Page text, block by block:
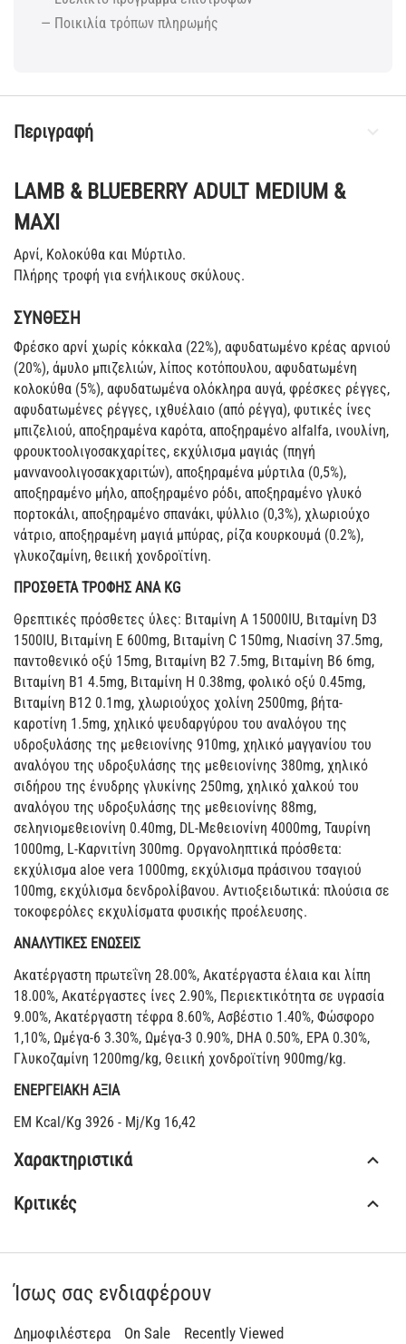
— Ποικιλία τρόπων πληρωμής
Περιγραφή
LAMB & BLUEBERRY ADULT MEDIUM &
MAXI
Αρνί, Κολοκύθα και Μύρτιλο.
Πλήρης τροφή για ενήλικους σκύλους.
ΣΥΝΘΕΣΗ
Φρέσκο αρνί χωρίς κόκκαλα (22%), αφυδατωμένο κρέας αρνιού
(20%), άμυλο μπιζελιών, λίπoς κοτόπουλου, αφυδατωμένη
κολοκύθα (5%), αφυδατωμένα ολόκληρα αυγά, φρέσκες ρέγγες,
αφυδατωμένες ρέγγες, ιχθυέλαιο (από ρέγγα), φυτικές ίνες
μπιζελιού, αποξηραμένα καρότα, αποξηραμένο alfalfa, ινουλίνη,
φρουκτοολιγοσακχαρίτες, εκχύλισμα μαγιάς (πηγή
μαννανοολιγοσακχαριτών), αποξηραμένα μύρτιλα (0,5%),
αποξηραμένο μήλο, αποξηραμένο ρόδι, αποξηραμένο γλυκό
πορτοκάλι, αποξηραμένο σπανάκι, ψύλλιο (0,3%), χλωριούχο
νάτριο, αποξηραμένη μαγιά μπύρας, ρίζα κουρκουμά (0.2%),
γλυκοζαμίνη, θειική χονδροϊτίνη.
ΠΡΟΣΘΕΤΑ ΤΡΟΦΗΣ ΑΝΑ KG
Θρεπτικές πρόσθετες ύλες: Βιταμίνη Α 15000IU, Βιταμίνη D3
1500IU, Βιταμίνη Ε 600mg, Βιταμίνη C 150mg, Νιασίνη 37.5mg,
παντοθενικό οξύ 15mg, Βιταμίνη Β2 7.5mg, Βιταμίνη Β6 6mg,
Βιταμίνη Β1 4.5mg, Βιταμίνη Η 0.38mg, φολικό οξύ 0.45mg,
Βιταμίνη Β12 0.1mg, χλωριούχος χολίνη 2500mg, βήτα-
καροτίνη 1.5mg, χηλικό ψευδαργύρου του αναλόγου της
υδροξυλάσης της μεθειονίνης 910mg, χηλικό μαγγανίου του
αναλόγου της υδροξυλάσης της μεθειονίνης 380mg, χηλικό
σιδήρου της ένυδρης γλυκίνης 250mg, χηλικό χαλκού του
αναλόγου της υδροξυλάσης της μεθειονίνης 88mg,
σεληνιομεθειονίνη 0.40mg, DL-Μεθειονίνη 4000mg, Ταυρίνη
1000mg, L-Καρνιτίνη 300mg. Οργανοληπτικά πρόσθετα:
εκχύλισμα aloe vera 1000mg, εκχύλισμα πράσινου τσαγιού
100mg, εκχύλισμα δενδρολίβανου. Αντιοξειδωτικά: πλούσια σε
τοκοφερόλες εκχυλίσματα φυσικής προέλευσης.
ΑΝΑΛΥΤΙΚΕΣ ΕΝΩΣΕΙΣ
Ακατέργαστη πρωτεΐνη 28.00%, Ακατέργαστα έλαια και λίπη
18.00%, Ακατέργαστες ίνες 2.90%, Περιεκτικότητα σε υγρασία
9.00%, Ακατέργαστη τέφρα 8.60%, Ασβέστιο 1.40%, Φώσφορο
1,10%, Ωμέγα-6 3.30%, Ωμέγα-3 0.90%, DHA 0.50%, EPA 0.30%,
Γλυκοζαμίνη 1200mg/kg, Θειική χονδροϊτίνη 900mg/kg.
ΕΝΕΡΓΕΙΑΚΗ ΑΞΙΑ
EM Kcal/Kg 3926 - Mj/Kg 16,42
Χαρακτηριστικά
Κριτικές
Ίσως σας ενδιαφέρουν
Δημοφιλέστερα On Sale Recently Viewed